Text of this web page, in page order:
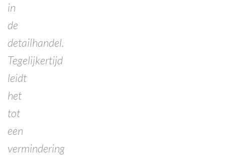
in
de
detailhandel.
Tegelijkertijd
leidt
het
tot
een
vermindering